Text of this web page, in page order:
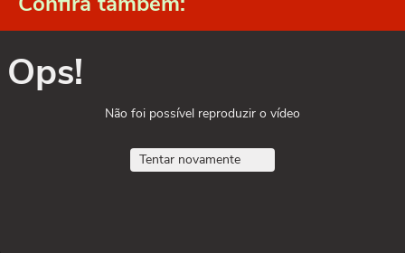
Ops!
Não foi possível reproduzir o vídeo
Tentar novamente